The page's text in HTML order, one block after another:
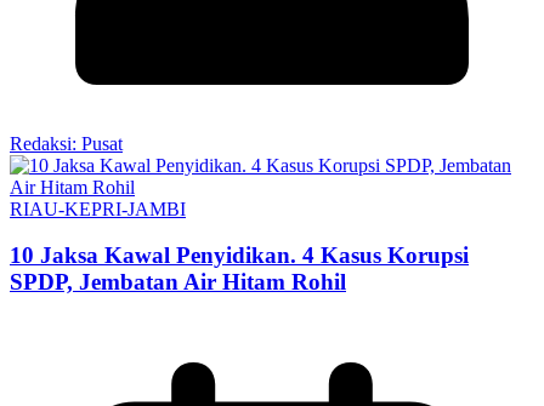
Redaksi: Pusat
RIAU-KEPRI-JAMBI
10 Jaksa Kawal Penyidikan. 4 Kasus Korupsi
SPDP, Jembatan Air Hitam Rohil